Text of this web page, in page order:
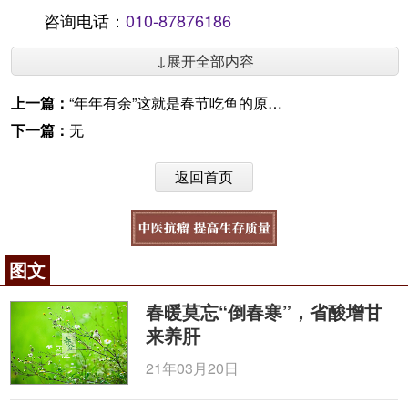
咨询电话： 010-87876186
↓展开全部内容
上一篇： “年年有余”这就是春节吃鱼的原因？带你了解不一样的鱼风鱼趣
下一篇： 无
返回首页
图文
春暖莫忘“倒春寒”，省酸增甘
来养肝
21年03月20日